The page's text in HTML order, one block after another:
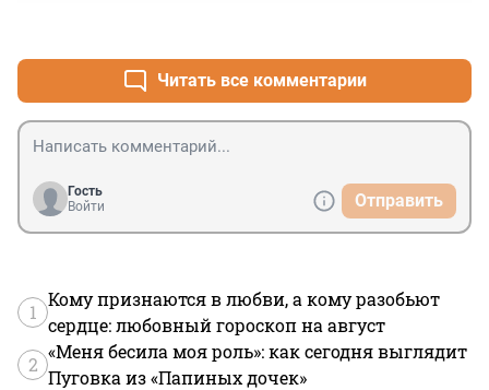
Читать все комментарии
Гость
Войти
Отправить
1
Кому признаются в любви, а кому разобьют
сердце: любовный гороскоп на август
2
«Меня бесила моя роль»: как сегодня выглядит
Пуговка из «Папиных дочек»